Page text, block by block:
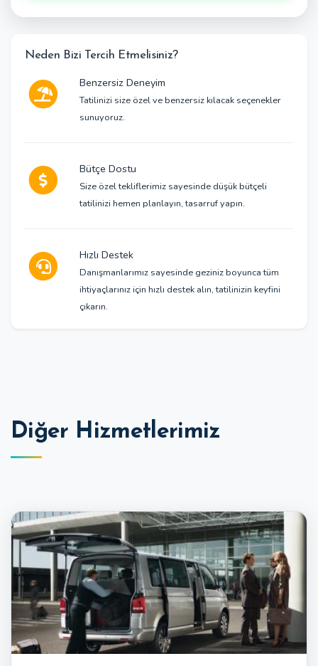
Neden Bizi Tercih Etmelisiniz?
Benzersiz Deneyim
Tatilinizi size özel ve benzersiz kılacak seçenekler
sunuyoruz.
Bütçe Dostu
Size özel tekliflerimiz sayesinde düşük bütçeli
tatilinizi hemen planlayın, tasarruf yapın.
Hızlı Destek
Danışmanlarımız sayesinde geziniz boyunca tüm
ihtiyaçlarınız için hızlı destek alın, tatilinizin keyfini
çıkarın.
Diğer Hizmetlerimiz